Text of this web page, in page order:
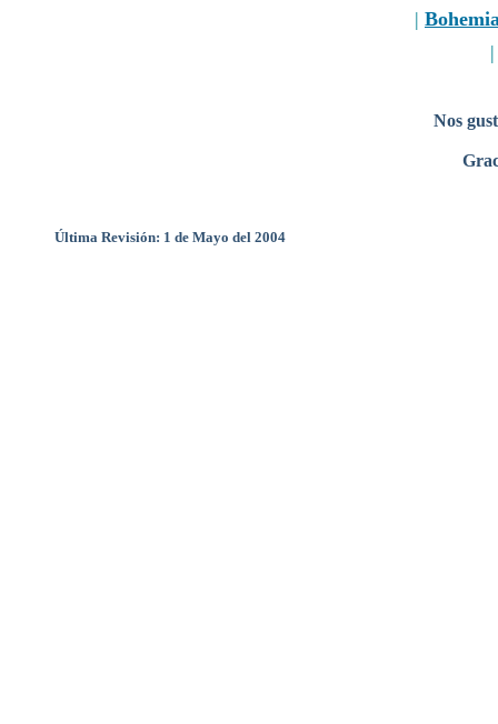
|
Nos
Última Revisión: 1 de Mayo del 2004